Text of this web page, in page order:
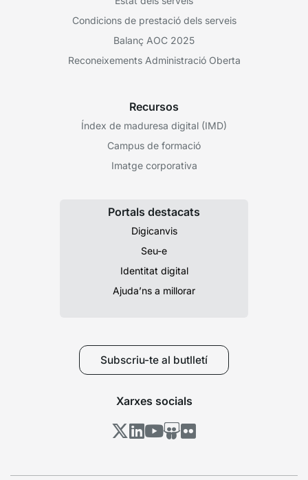
Condicions de prestació dels serveis
Balanç AOC 2025
Reconeixements Administració Oberta
Recursos
Índex de maduresa digital (IMD)
Campus de formació
Imatge corporativa
Portals destacats
Digicanvis
Seu-e
Identitat digital
Ajuda’ns a millorar
Subscriu-te al butlletí
Xarxes socials